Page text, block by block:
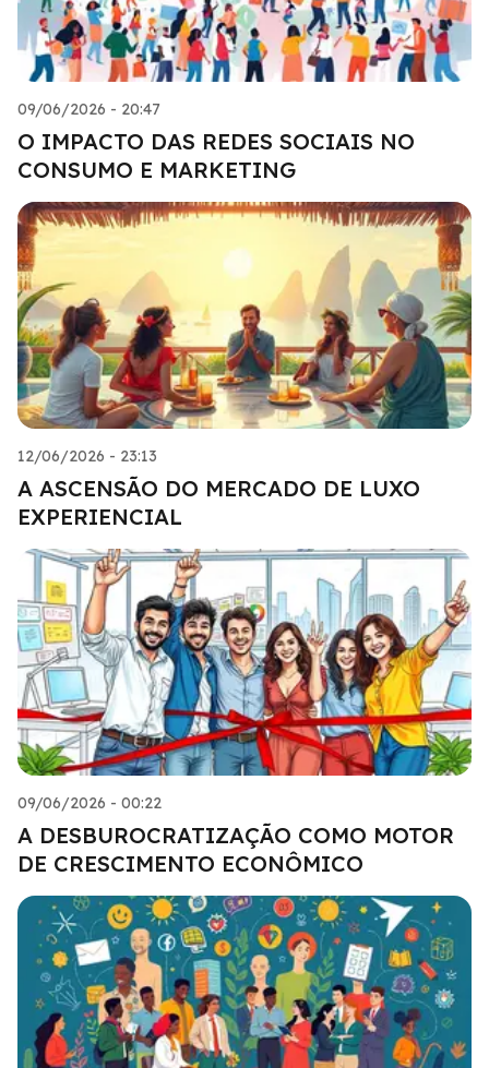
09/06/2026 - 20:47
O IMPACTO DAS REDES SOCIAIS NO
CONSUMO E MARKETING
12/06/2026 - 23:13
A ASCENSÃO DO MERCADO DE LUXO
EXPERIENCIAL
09/06/2026 - 00:22
A DESBUROCRATIZAÇÃO COMO MOTOR
DE CRESCIMENTO ECONÔMICO